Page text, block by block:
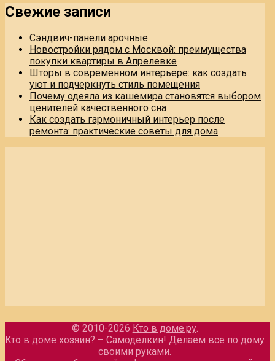
Свежие записи
Сэндвич-панели арочные
Новостройки рядом с Москвой: преимущества
покупки квартиры в Апрелевке
Шторы в современном интерьере: как создать
уют и подчеркнуть стиль помещения
Почему одеяла из кашемира становятся выбором
ценителей качественного сна
Как создать гармоничный интерьер после
ремонта: практические советы для дома
© 2010-2026 Кто в доме.ру.
Кто в доме хозяин? – Самоделкин! Делаем все по дому
своими руками.